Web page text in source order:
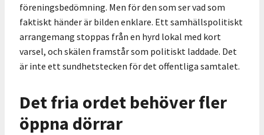
föreningsbedömning. Men för den som ser vad som
faktiskt händer är bilden enklare. Ett samhällspolitiskt
arrangemang stoppas från en hyrd lokal med kort
varsel, och skälen framstår som politiskt laddade. Det
är inte ett sundhetstecken för det offentliga samtalet.
Det fria ordet behöver fler
öppna dörrar